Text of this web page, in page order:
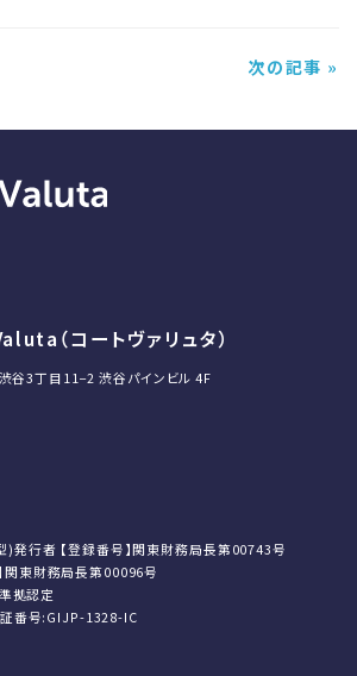
次の記事 »
（コートヴァリュタ）
谷3丁目11−2 渋谷パインビル 4F
発行者 【登録番号】関東財務局長第00743号
関東財務局長第00096号
拠認定
番号:GIJP-1328-IC